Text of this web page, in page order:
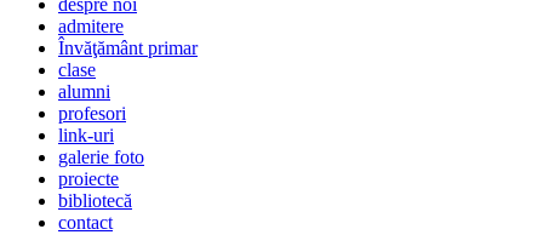
admitere
Învăţământ primar
clase
alumni
profesori
link-uri
galerie foto
proiecte
bibliotecă
contact